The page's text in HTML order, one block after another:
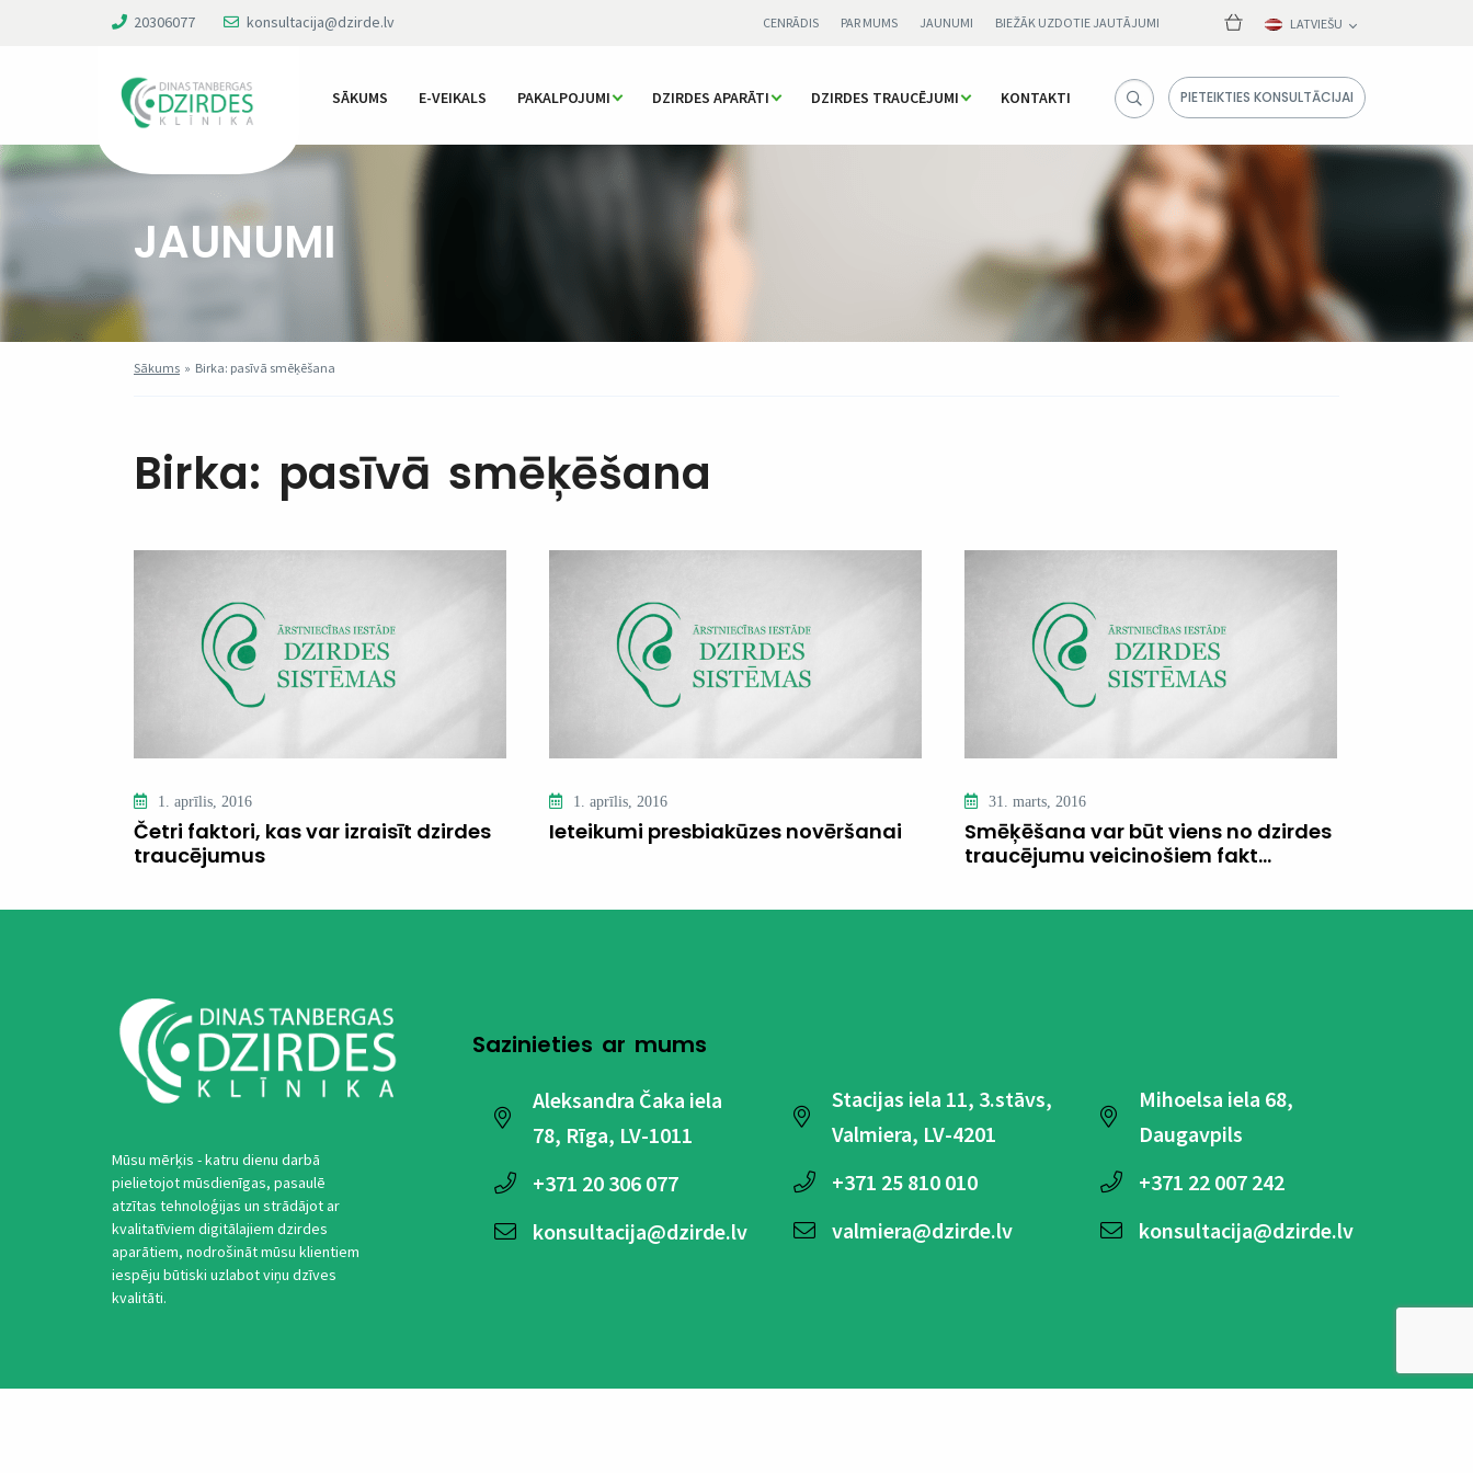
20306077 konsultacija@dzirde.lv CENRĀDIS PAR MUMS JAUNUMI BIEŽĀK UZDOTIE JAUTĀJUMI LATVIEŠU
SĀKUMS E-VEIKALS PAKALPOJUMI DZIRDES APARĀTI DZIRDES TRAUCĒJUMI KONTAKTI
JAUNUMI
Sākums » Birka: pasīvā smēķēšana
Birka: pasīvā smēķēšana
1. aprīlis, 2016
Četri faktori, kas var izraisīt dzirdes
traucējumus
1. aprīlis, 2016
Ieteikumi presbiakūzes novēršanai
31. marts, 2016
Smēķēšana var būt viens no dzirdes
traucējumu veicinošiem fakt...
Mūsu mērķis - katru dienu darbā
pielietojot mūsdienīgas, pasaulē
atzītas tehnoloģijas un strādājot ar
kvalitatīviem digitālajiem dzirdes
aparātiem, nodrošināt mūsu klientiem
iespēju būtiski uzlabot viņu dzīves
kvalitāti.
Sazinieties ar mums
Aleksandra Čaka iela
78, Rīga, LV-1011
+371 20 306 077
konsultacija@dzirde.lv
Stacijas iela 11, 3.stāvs,
Valmiera, LV-4201
+371 25 810 010
valmiera@dzirde.lv
Mihoelsa iela 68,
Daugavpils
+371 22 007 242
konsultacija@dzirde.lv